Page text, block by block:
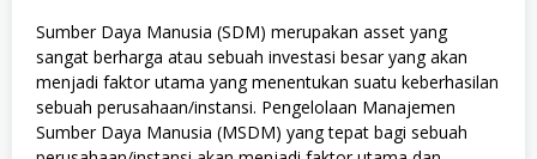
Sumber Daya Manusia (SDM) merupakan asset yang
sangat berharga atau sebuah investasi besar yang akan
menjadi faktor utama yang menentukan suatu keberhasilan
sebuah perusahaan/instansi. Pengelolaan Manajemen
Sumber Daya Manusia (MSDM) yang tepat bagi sebuah